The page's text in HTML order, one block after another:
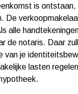
is
De
alle
de notaris. Daar
van je
lasten